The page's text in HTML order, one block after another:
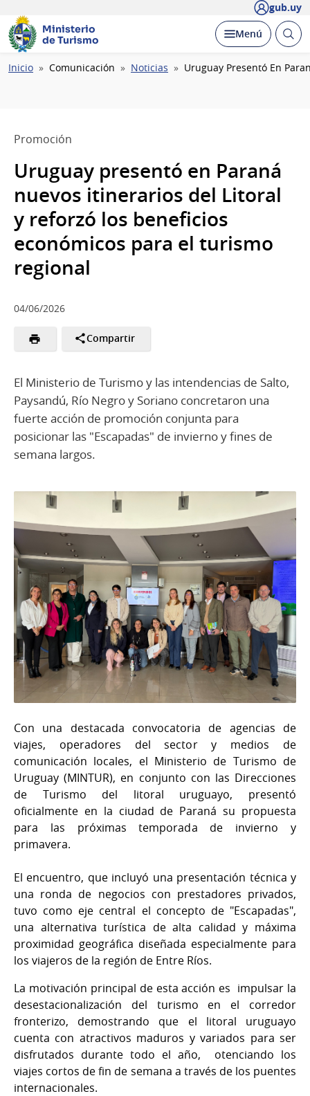
gub.uy
Ministerio
de Turismo
Desplegar
Menú Abrir
Ruta
Inicio Comunicación Noticias Uruguay Presentó En
Promoción
Uruguay presentó en Paraná
nuevos itinerarios del Litoral
y reforzó los beneficios
económicos para el turismo
regional
04/06/2026
Compartir
El Ministerio de Turismo y las intendencias de Salto,
Paysandú, Río Negro y Soriano concretaron una
fuerte acción de promoción conjunta para
posicionar las "Escapadas" de invierno y fines de
semana largos.
Con una destacada convocatoria de agencias de
viajes, operadores del sector y medios de
comunicación locales, el Ministerio de Turismo de
Uruguay (MINTUR), en conjunto con las Direcciones
de Turismo del litoral uruguayo, presentó
oficialmente en la ciudad de Paraná su propuesta
para las próximas temporada de invierno y
primavera.
El encuentro, que incluyó una presentación técnica y
una ronda de negocios con prestadores privados,
tuvo como eje central el concepto de "Escapadas",
una alternativa turística de alta calidad y máxima
proximidad geográfica diseñada especialmente para
los viajeros de la región de Entre Ríos.
La motivación principal de esta acción es impulsar la
desestacionalización del turismo en el corredor
fronterizo, demostrando que el litoral uruguayo
cuenta con atractivos maduros y variados para ser
disfrutados durante todo el año, otenciando los
viajes cortos de fin de semana a través de los puentes
internacionales.